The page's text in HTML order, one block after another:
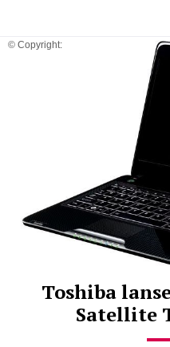
© Copyright:
Toshiba
Satellite